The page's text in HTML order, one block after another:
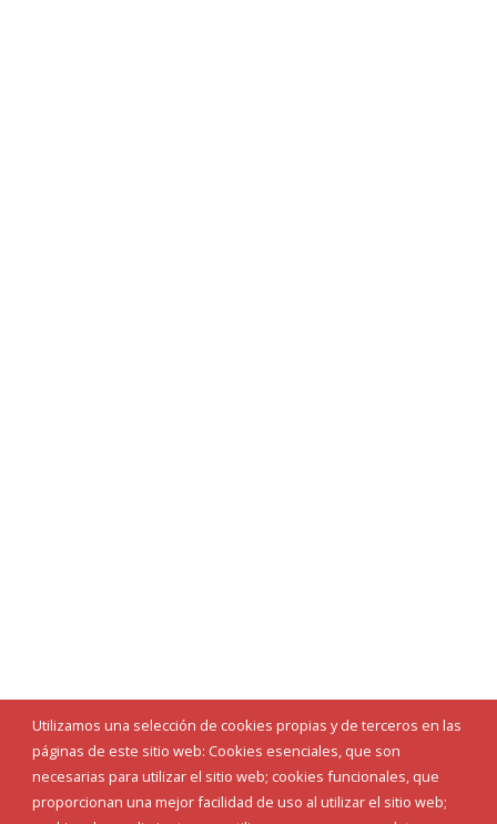
Utilizamos una selección de cookies propias y de terceros en las
páginas de este sitio web: Cookies esenciales, que son
necesarias para utilizar el sitio web; cookies funcionales, que
proporcionan una mejor facilidad de uso al utilizar el sitio web;